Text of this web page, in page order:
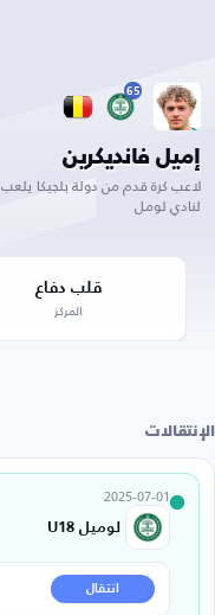
65
إميل فانديكرين
لاعب كرة قدم من دولة بلجيكا يلعب
لنادي لومل
قلب دفاع
المركز
الإنتقالات
2025-07-01
لوميل U18
انتقال